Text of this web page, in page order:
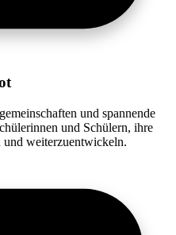
und spannende
und Schülern, ihre
und weiterzuentwickeln.